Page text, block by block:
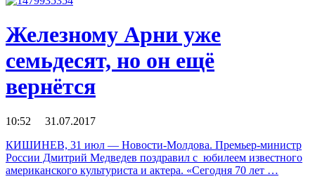
Железному Арни уже
семьдесят, но он ещё
вернётся
10:52 31.07.2017
КИШИНЕВ, 31 июл — Новости-Молдова. Премьер-министр
России Дмитрий Медведев поздравил с юбилеем известного
американского культуриста и актера. «Сегодня 70 лет …